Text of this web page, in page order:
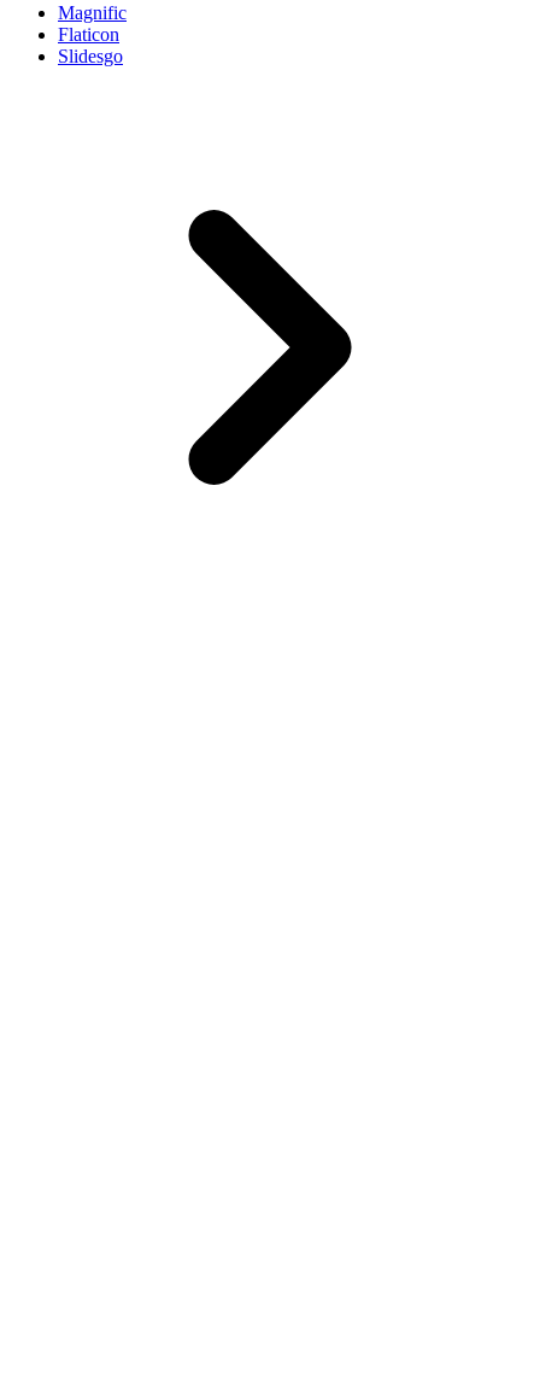
Magnific
Flaticon
Slidesgo